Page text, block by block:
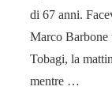
di 67 anni.
Marco Barbone
Tobagi, la
mentre …